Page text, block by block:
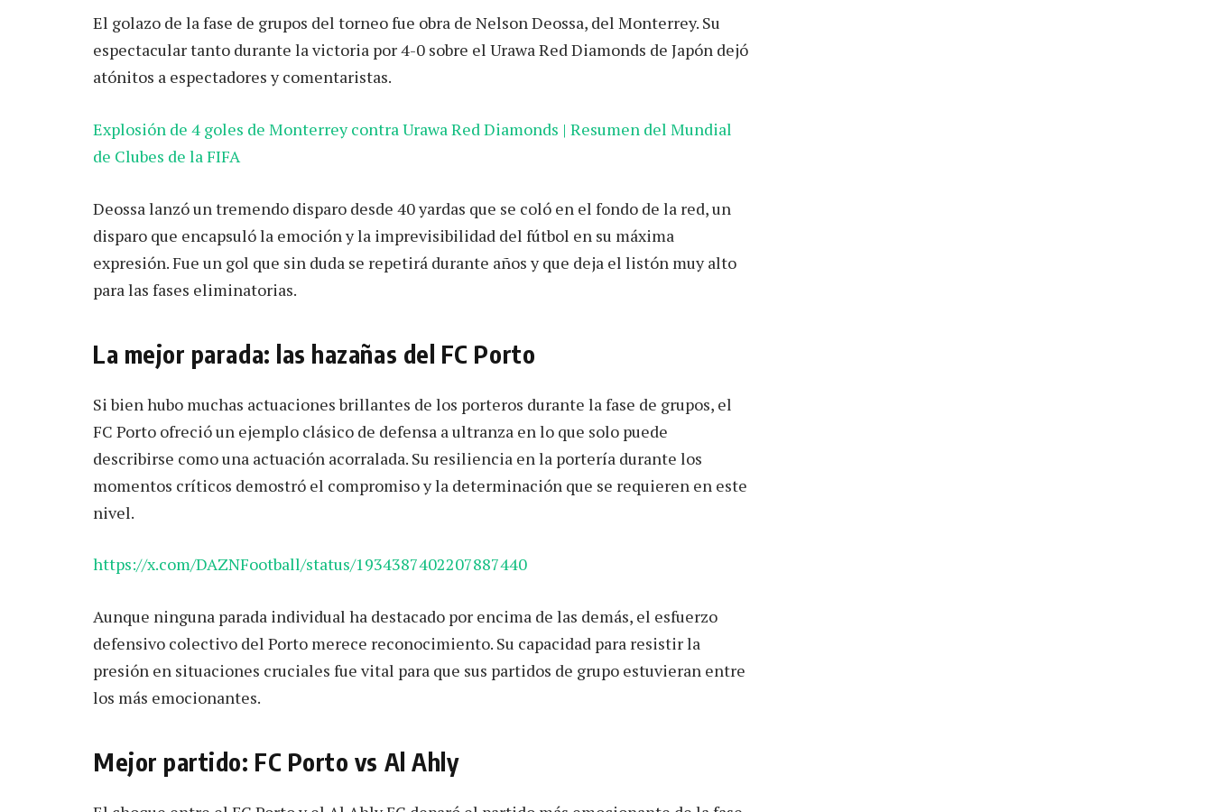
El golazo de la fase de grupos del torneo fue obra de Nelson Deossa, del Monterrey. Su
espectacular tanto durante la victoria por 4-0 sobre el Urawa Red Diamonds de Japón dejó
atónitos a espectadores y comentaristas.
Explosión de 4 goles de Monterrey contra Urawa Red Diamonds | Resumen del Mundial
de Clubes de la FIFA
Deossa lanzó un tremendo disparo desde 40 yardas que se coló en el fondo de la red, un
disparo que encapsuló la emoción y la imprevisibilidad del fútbol en su máxima
expresión. Fue un gol que sin duda se repetirá durante años y que deja el listón muy alto
para las fases eliminatorias.
La mejor parada: las hazañas del FC Porto
Si bien hubo muchas actuaciones brillantes de los porteros durante la fase de grupos, el
FC Porto ofreció un ejemplo clásico de defensa a ultranza en lo que solo puede
describirse como una actuación acorralada. Su resiliencia en la portería durante los
momentos críticos demostró el compromiso y la determinación que se requieren en este
nivel.
https://x.com/DAZNFootball/status/1934387402207887440
Aunque ninguna parada individual ha destacado por encima de las demás, el esfuerzo
defensivo colectivo del Porto merece reconocimiento. Su capacidad para resistir la
presión en situaciones cruciales fue vital para que sus partidos de grupo estuvieran entre
los más emocionantes.
Mejor partido: FC Porto vs Al Ahly